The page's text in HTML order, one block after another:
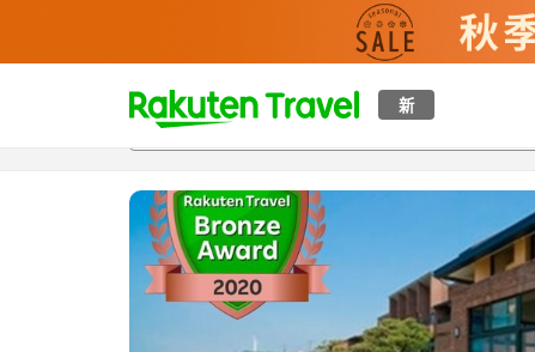
新
t
p
a
概覽房間及住宿方案 評價設施